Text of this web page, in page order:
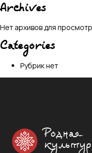
Archives
Нет архивов для
Categories
Рубрик нет
Родная